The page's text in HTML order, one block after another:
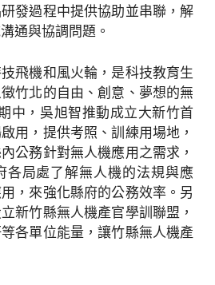
發過程中提供協助並串聯，解
通與協調問題。
飛機和風火輪，是科技教育生
竹北的自由、創意、夢想的無
中，吳旭智推動成立大新竹首
用，提供考照、訓練用場地，
公務針對無人機應用之需求，
各局處了解無人機的法規與應
，來強化縣府的公務效率。另
新竹縣無人機產官學訓聯盟，
各單位能量，讓竹縣無人機產